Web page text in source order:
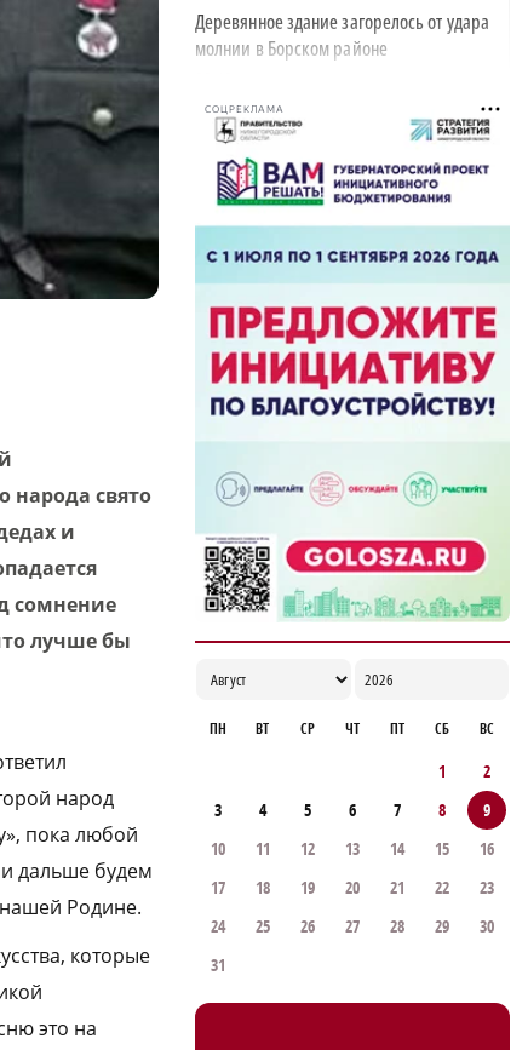
народа свято
и
сомнение
лучше бы
народ
пока любой
дальше будем
Родине.
которые
это на
Деревянное здание загорелось от удара
молнии в Борском районе
Глеб Никитин обратился к строителям в
День строителя
06:00
ФК «Нижний Новгород» одержал пятую
победу подряд
21:08
Третий класс пожароопасности действует
в Нижегородской области
17:05
Пенсионер погиб при пожаре в жилом
доме в Сеченове
16:19
СОЦРЕКЛАМА
ПН ВТ СР ЧТ ПТ СБ ВС
1
2
3
4 5 6 7 8
9
10
11 12 13 14 15
16
17
18 19 20 21 22
23
24
25 26 27 28 29
30
31